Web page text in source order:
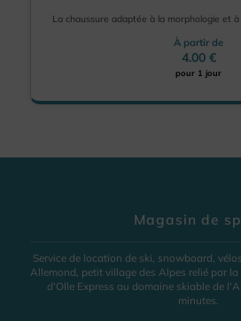
La chaussure adaptée à la morphologie et
À partir de
4.00 €
pour 1 jour
Magasin de
Service de location de ski, snowboard,
Allemond, petit village des Alpes relié par
d'Olle Express au domaine skiable de
minutes.